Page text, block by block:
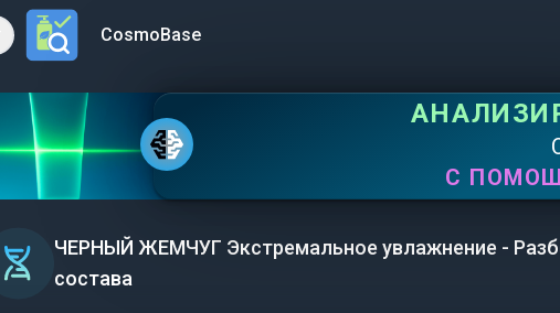
Open main menuCosmoBase
С
ЧЕРНЫЙ ЖЕМЧУГ Экстремальное увлажнение -
состава